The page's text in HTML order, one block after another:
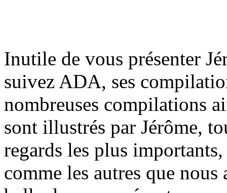
Inutile de vous présenter
suivez ADA, ses
nombreuses compilations
sont illustrés par Jérôme,
regards les plus
comme les autres que